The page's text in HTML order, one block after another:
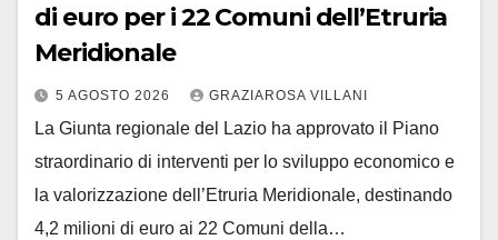
di euro per i 22 Comuni dell’Etruria
Meridionale
5 AGOSTO 2026 GRAZIAROSA VILLANI
La Giunta regionale del Lazio ha approvato il Piano
straordinario di interventi per lo sviluppo economico e
la valorizzazione dell’Etruria Meridionale, destinando
4,2 milioni di euro ai 22 Comuni della…